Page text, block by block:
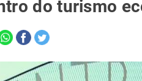
do turismo